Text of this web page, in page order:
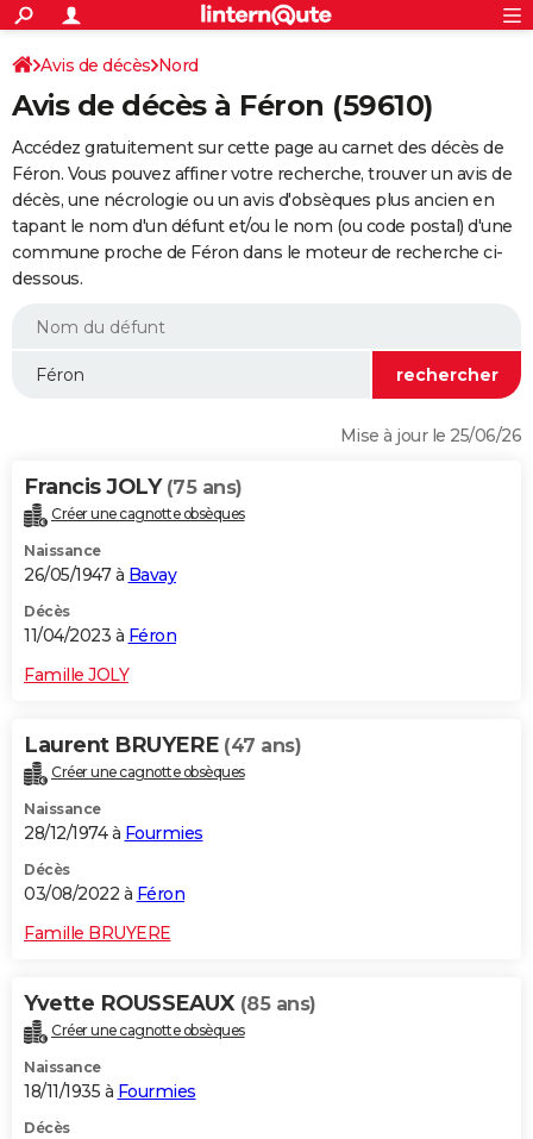
ACTUALITÉS
Politique
Société
Faits Divers
Education
Monde
Villes
+
SPORT
Coupe du monde 2026
Football
Tennis
Cyclisme
Rugby
Forum
Programme TV
TNT
Streaming
Cinéma
Sorties cinéma
Musique
+
FINANCE
Retraite
Epargne
Immobilier
Risques naturels par ville
Assurance
AUTO
Essais
Réserver un essai
Citadines
Berlines
SUV
Forum auto
+
HIGH-TECH
BRICOLAGE
WEEK-END
Alimentation
Guide de la santé
Maladies
Médicaments
Sommeil
VOYAGE
Destinations
City break
Voyage nature
Voyage de noces
Forum
Climat
+PHOTO
GUIDES D'ACHAT
Carte de Noël
Carte Bonne année
Carte Saint-Valentin
Carte Pâques
Carte d'anniversaire
DICTIONNAIRE
Dictionnaire
Biographies
Citations
Expressions
Proverbes
PROGRAMME TV
S'inscrire
Se connecter
Lycées
Collèges
Primaires
Universités
Entreprises
Service militaire
Avis de recherche
AVIS DE DÉCÈS
FORUM
Avis de décès Nord
Avis de décès à Féron (59610)
Accédez gratuitement sur cette page au carnet des décès de
Féron. Vous pouvez affiner votre recherche, trouver un avis de
décès, une nécrologie ou un avis d'obsèques plus ancien en
tapant le nom d'un défunt et/ou le nom (ou code postal) d'une
commune proche de Féron dans le moteur de recherche ci-
dessous.
Mise à jour le 25/06/26
Francis JOLY (75 ans)
Créer une cagnotte obsèques
Naissance
26/05/1947 à Bavay
Décès
11/04/2023 à Féron
Famille JOLY
Laurent BRUYERE (47 ans)
Créer une cagnotte obsèques
Naissance
28/12/1974 à Fourmies
Décès
03/08/2022 à Féron
Famille BRUYERE
Yvette ROUSSEAUX (85 ans)
Créer une cagnotte obsèques
Naissance
18/11/1935 à Fourmies
Décès